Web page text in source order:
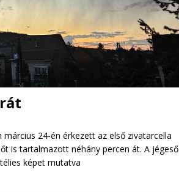
24-én érkezett az első zivatarcella
is tartalmazott néhány percen át. A jégeső
képet mutatva